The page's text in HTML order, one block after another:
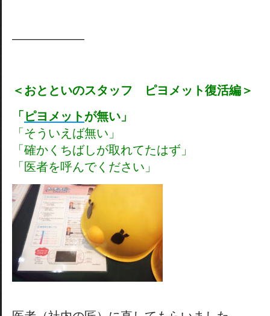
——————
＜おとといのスタッフ ピヨメット復活編＞
「 ピヨメットが無い」
「そういえば無い」
「確かくちばしが取れてたはず」
「医者を呼んでください」